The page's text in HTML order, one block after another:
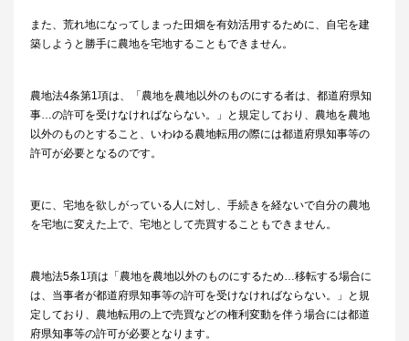
また、荒れ地になってしまった田畑を有効活用するために、自宅を建
築しようと勝手に農地を宅地することもできません。
農地法4条第1項は、「農地を農地以外のものにする者は、都道府県知
事…の許可を受けなければならない。」と規定しており、農地を農地
以外のものとすること、いわゆる農地転用の際には都道府県知事等の
許可が必要となるのです。
更に、宅地を欲しがっている人に対し、手続きを経ないで自分の農地
を宅地に変えた上で、宅地として売買することもできません。
農地法5条1項は「農地を農地以外のものにするため…移転する場合に
は、当事者が都道府県知事等の許可を受けなければならない。」と規
定しており、農地転用の上で売買などの権利変動を伴う場合には都道
府県知事等の許可が必要となります。